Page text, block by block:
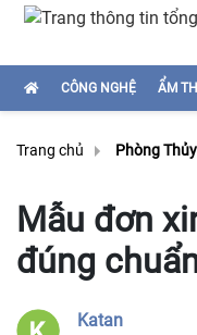
CÔNG NGHỆ ẨM
Trang chủ Phòng Thủy
Mẫu đơn
đúng
Katan